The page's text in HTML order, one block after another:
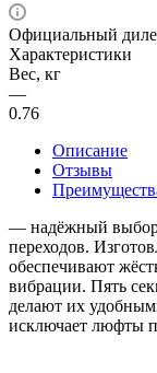
Официальный
Характеристики
Вес, кг
—
0.76
Описание
Отзывы
— надёжный выбор
переходов.
обеспечивают
вибрации. Пять
делают их
исключает люфты